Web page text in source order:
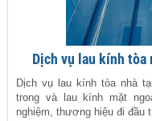
Dịch vụ lau kính
Dịch vụ lau kính tòa nhà
trong và lau kính mặt
nghiệm, thương hiệu đi đầu